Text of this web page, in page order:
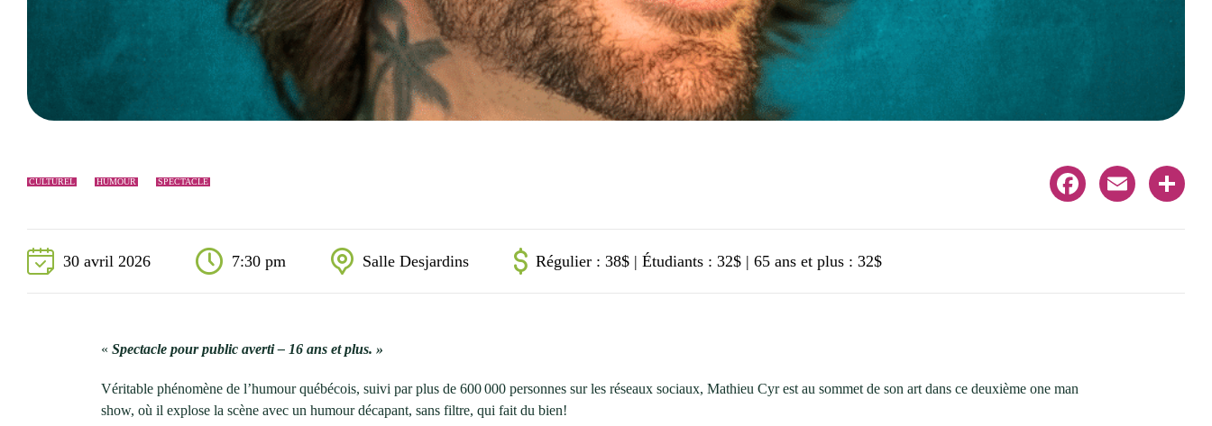
Accessibilité universelle
La Sarre, ville familiale
Répertoire des organismes
CULTUREL HUMOUR
SPECTACLE
Facebook
Email Share
30 avril 2026 7:30 pm Salle Desjardins Régulier : 38$ | Étudiants : 32$ | 65 ans et plus : 32$
« Spectacle pour public averti – 16 ans et plus. »
Véritable phénomène de l’humour québécois, suivi par plus de 600 000 personnes sur les réseaux sociaux, Mathieu Cyr est au sommet de son art dans ce deuxième one man
show, où il explose la scène avec un humour décapant, sans filtre, qui fait du bien!